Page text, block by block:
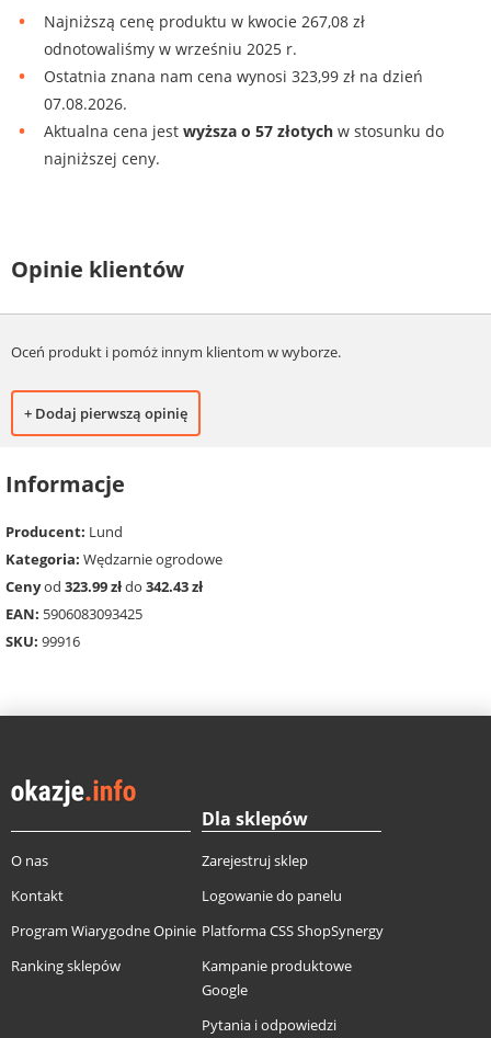
Najniższą cenę produktu w kwocie 267,08 zł
odnotowaliśmy w wrześniu 2025 r.
Ostatnia znana nam cena wynosi 323,99 zł na dzień
07.08.2026.
Aktualna cena jest wyższa o 57 złotych w stosunku do
najniższej ceny.
Opinie klientów
Oceń produkt i pomóż innym klientom w wyborze.
+ Dodaj pierwszą opinię
Informacje
Producent: Lund
Kategoria: Wędzarnie ogrodowe
Cenyod 323.99 złdo 342.43 zł
EAN: 5906083093425
SKU: 99916
O nas
Kontakt
Program Wiarygodne Opinie
Ranking sklepów
Dla sklepów
Zarejestruj sklep
Logowanie do panelu
Platforma CSS ShopSynergy
Kampanie produktowe
Google
Pytania i odpowiedzi